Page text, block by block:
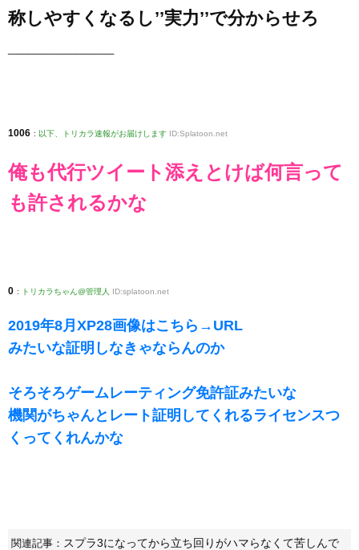
称しやすくなるし’’実力’’で分からせろ
1006 : 以下、トリカラ速報がお届けします ID:Splatoon.net
俺も代行ツイート添えとけば何言って
も許されるかな
0 : トリカラちゃん@管理人 ID:splatoon.net
2019年8月XP28画像はこちら→URL
みたいな証明しなきゃならんのか
そろそろゲームレーティング免許証みたいな
機関がちゃんとレート証明してくれるライセンスつ
くってくれんかな
関連記事： スプラ3になってから立ち回りがハマらなくて苦しんで